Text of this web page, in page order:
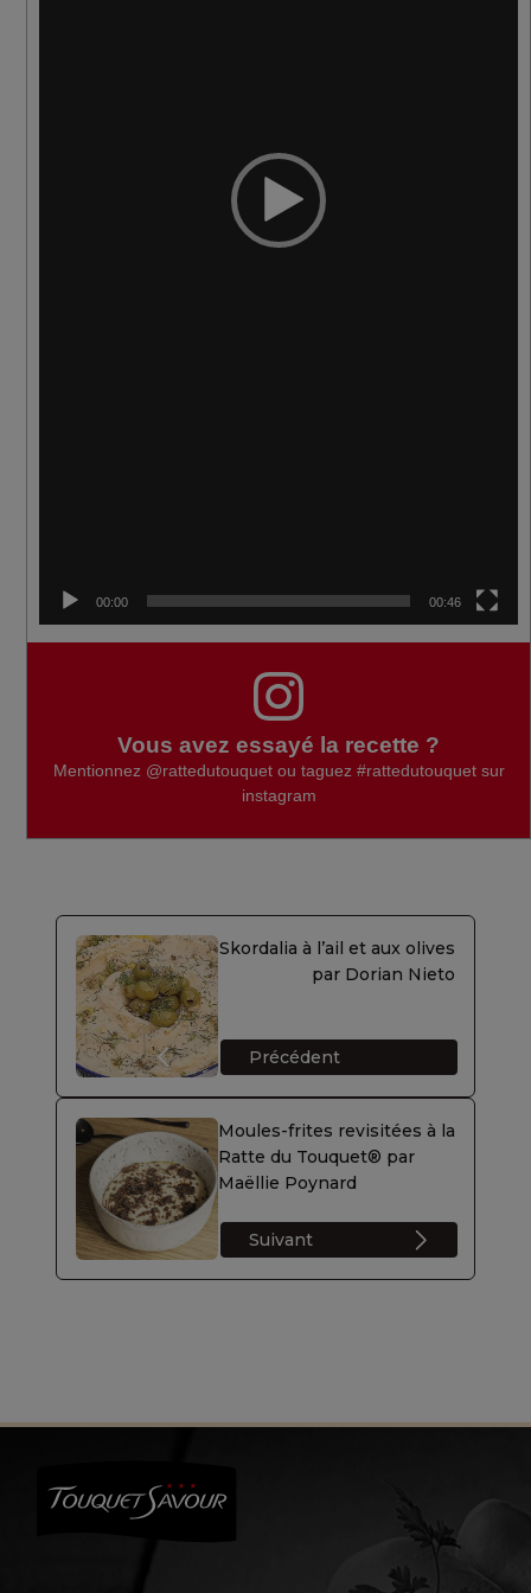
00:00 00:46
Vous avez essayé la recette ?
Mentionnez @rattedutouquetou taguez #rattedutouquetsur
instagram
Skordalia à l’ail et aux olives
par Dorian Nieto
Précédent
Moules-frites revisitées à la
Ratte du Touquet® par
Maëllie Poynard
Suivant